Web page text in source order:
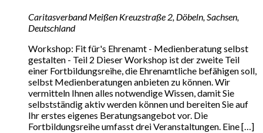
Caritasverband Meißen Kreuzstraße 2, Döbeln, Sachsen,
Deutschland
Workshop: Fit für's Ehrenamt - Medienberatung selbst
gestalten - Teil 2 Dieser Workshop ist der zweite Teil
einer Fortbildungsreihe, die Ehrenamtliche befähigen soll,
selbst Medienberatungen anbieten zu können. Wir
vermitteln Ihnen alles notwendige Wissen, damit Sie
selbstständig aktiv werden können und bereiten Sie auf
Ihr erstes eigenes Beratungsangebot vor. Die
Fortbildungsreihe umfasst drei Veranstaltungen. Eine […]